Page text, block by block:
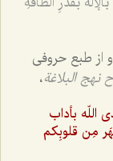
سنگى، ص 219، و از طبع حروفى
نهج البلاغة،
اللّه بأداب
مِن قلوبِکم